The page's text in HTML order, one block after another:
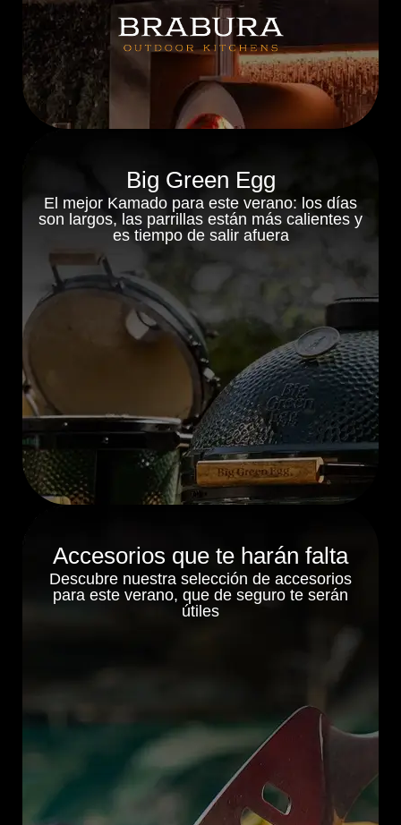
Big Green Egg
El mejor Kamado para este verano: los días
son largos, las parrillas están más calientes y
es tiempo de salir afuera
Accesorios que te harán falta
Descubre nuestra selección de accesorios
para este verano, que de seguro te serán
útiles